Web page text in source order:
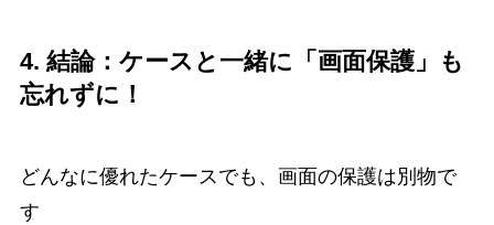
4. 結論：ケースと一緒に「画面保護」も
忘れずに！
どんなに優れたケースでも、画面の保護は別物で
す